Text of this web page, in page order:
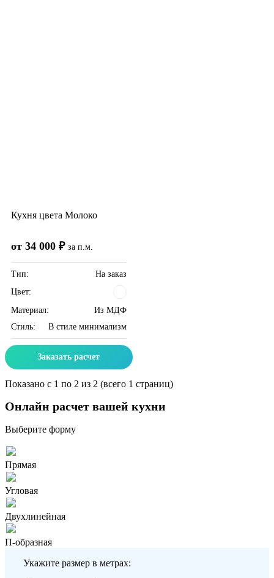
Кухня цвета Молоко
от 34 000 ₽ за п.м.
Тип:
На заказ
Цвет:
Материал:
Из МДФ
Стиль:
В стиле минимализм
Заказать расчет
Показано с 1 по 2 из 2 (всего 1 страниц)
Онлайн расчет вашей кухни
Выберите форму
Прямая
Угловая
Двухлинейная
П-образная
Укажите размер в метрах: